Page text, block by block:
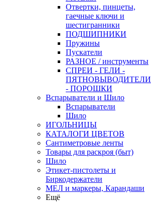
Отвертки, пинцеты,
гаечные ключи и
шестигранники
ПОДШИПНИКИ
Пружины
Пускатели
РАЗНОЕ / инструменты
СПРЕИ - ГЕЛИ -
ПЯТНОВЫВОДИТЕЛИ
- ПОРОШКИ
Вспарыватели и Шило
Вспарыватели
Шило
ИГОЛЬНИЦЫ
КАТАЛОГИ ЦВЕТОВ
Сантиметровые ленты
Товары для раскроя (быт)
Шило
Этикет-пистолеты и
Биркодержатели
МЕЛ и маркеры, Карандаши
Ещё